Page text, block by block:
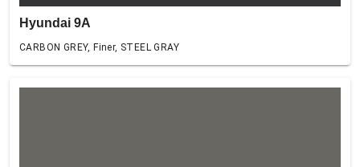
Hyundai 9A
CARBON GREY, Finer, STEEL GRAY